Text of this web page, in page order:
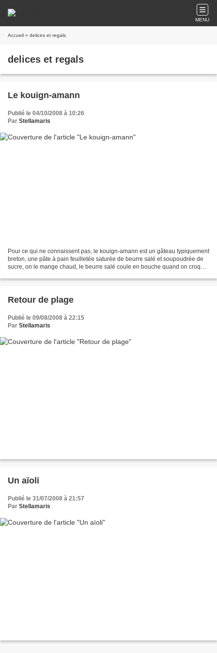
MENU
Accueil » delices et regals
delices et regals
Le kouign-amann
Publié le 04/10/2008 à 10:26
Par Stellamaris
Pour ce qui ne connaissent pas, le kouign-amann est un gâteau typiquement
breton, une pâte à pain feuilletée saturée de beurre salé et soupoudrée de
sucre, on le mange chaud, le beurre salé coule en bouche quand on croque
Retour de plage
Publié le 09/08/2008 à 22:15
Par Stellamaris
Un aïoli
Publié le 31/07/2008 à 21:57
Par Stellamaris